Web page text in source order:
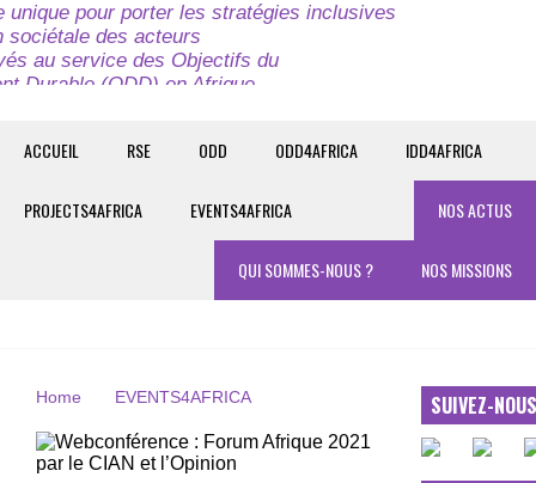
unique pour porter les stratégies inclusives
sociétale des acteurs
au service des Objectifs du
Durable (ODD) en Afrique.
ACCUEIL RSE ODD ODD4AFRICA IDD4AFRICA
PROJECTS4AFRICA EVENTS4AFRICA NOS ACTUS
NOS MISSIONS
QUI SOMMES-NOUS ?
Home EVENTS4AFRICA SUIVEZ-